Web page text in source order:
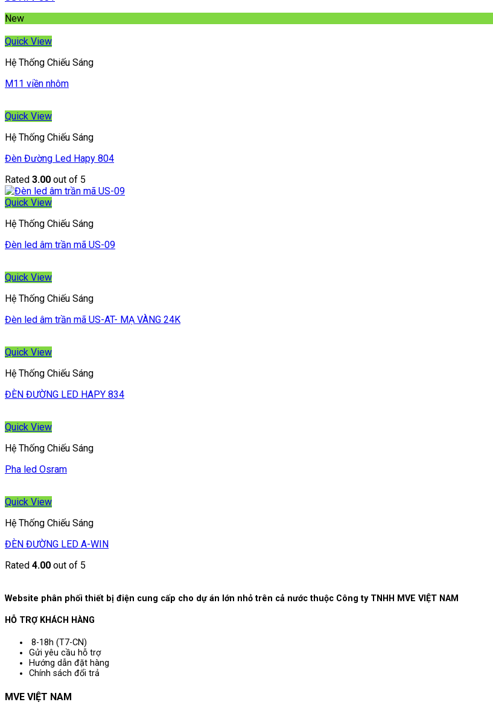
New
Quick View
Hệ Thống Chiếu Sáng
M11 viền nhôm
Quick View
Hệ Thống Chiếu Sáng
Đèn Đường Led Hapy 804
Rated 3.00 out of 5
Quick View
Hệ Thống Chiếu Sáng
Đèn led âm trần mã US-09
Quick View
Hệ Thống Chiếu Sáng
Đèn led âm trần mã US-AT- MẠ VÀNG 24K
Quick View
Hệ Thống Chiếu Sáng
ĐÈN ĐƯỜNG LED HAPY 834
Quick View
Hệ Thống Chiếu Sáng
Pha led Osram
Quick View
Hệ Thống Chiếu Sáng
ĐÈN ĐƯỜNG LED A-WIN
Rated 4.00 out of 5
Website phân phối thiết bị điện cung cấp cho dự án lớn nhỏ trên cả nước thuộc Công ty TNHH MVE VIỆT NAM
HỖ TRỢ KHÁCH HÀNG
8-18h (T7-CN)
Gửi yêu cầu hỗ trợ
Hướng dẫn đặt hàng
Chính sách đổi trả
MVE VIỆT NAM